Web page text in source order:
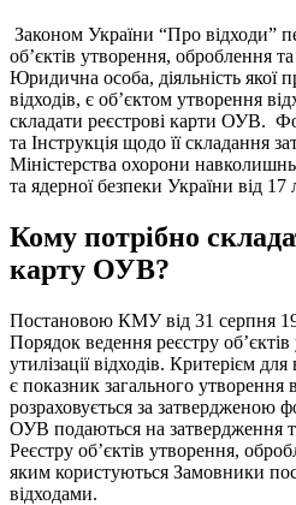
Законом України “Про відходи”
об’єктів утворення, оброблення та
Юридична особа, діяльність якої
відходів, є об’єктом утворення
складати реєстрові карти ОУВ.
та Інструкція щодо її складання
Міністерства охорони
та ядерної безпеки України від
Кому потрібно
карту ОУВ?
Постановою КМУ від 31 серпня
Порядок ведення реєстру
утилізації відходів. Критерієм
є показник загального утворення
розраховується за затвердженою
ОУВ подаються на затвердження
Реєстру об’єктів утворення,
яким користуються Замовники
відходами.